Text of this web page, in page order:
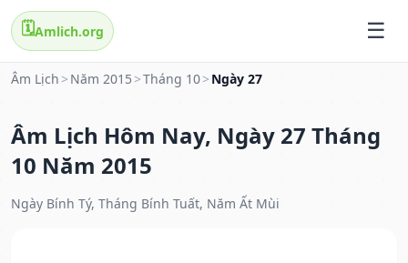
🗓️Amlich.org
Âm Lịch > Năm 2015 >Tháng 10> Ngày 27
Âm Lịch Hôm Nay, Ngày 27 Tháng
10 Năm 2015
Ngày Bính Tý, Tháng Bính Tuất, Năm Ất Mùi